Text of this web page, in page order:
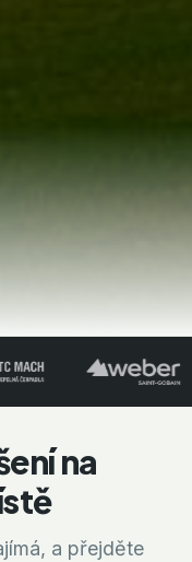
na
a přejděte